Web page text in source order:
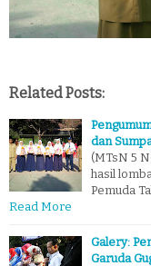
Related Posts:
dan
(MTsN 5
hasil
Pemuda
Read More
Galery:
Garuda